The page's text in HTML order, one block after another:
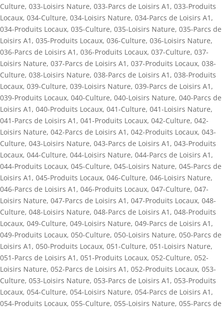
Culture, 033-Loisirs Nature, 033-Parcs de Loisirs A1 , 033-Produits
Locaux, 034-Culture, 034-Loisirs Nature, 034-Parcs de Loisirs A1 ,
034-Produits Locaux, 035-Culture, 035-Loisirs Nature, 035-Parcs de
Loisirs A1 , 035-Produits Locaux, 036-Culture, 036-Loisirs Nature,
036-Parcs de Loisirs A1 , 036-Produits Locaux, 037-Culture, 037-
Loisirs Nature, 037-Parcs de Loisirs A1 , 037-Produits Locaux, 038-
Culture, 038-Loisirs Nature, 038-Parcs de Loisirs A1 , 038-Produits
Locaux, 039-Culture, 039-Loisirs Nature, 039-Parcs de Loisirs A1 ,
039-Produits Locaux, 040-Culture, 040-Loisirs Nature, 040-Parcs de
Loisirs A1 , 040-Produits Locaux, 041-Culture, 041-Loisirs Nature,
041-Parcs de Loisirs A1 , 041-Produits Locaux, 042-Culture, 042-
Loisirs Nature, 042-Parcs de Loisirs A1 , 042-Produits Locaux, 043-
Culture, 043-Loisirs Nature, 043-Parcs de Loisirs A1 , 043-Produits
Locaux, 044-Culture, 044-Loisirs Nature, 044-Parcs de Loisirs A1 ,
044-Produits Locaux, 045-Culture, 045-Loisirs Nature, 045-Parcs de
Loisirs A1 , 045-Produits Locaux, 046-Culture, 046-Loisirs Nature,
046-Parcs de Loisirs A1 , 046-Produits Locaux, 047-Culture, 047-
Loisirs Nature, 047-Parcs de Loisirs A1 , 047-Produits Locaux, 048-
Culture, 048-Loisirs Nature, 048-Parcs de Loisirs A1 , 048-Produits
Locaux, 049-Culture, 049-Loisirs Nature, 049-Parcs de Loisirs A1 ,
049-Produits Locaux, 050-Culture, 050-Loisirs Nature, 050-Parcs de
Loisirs A1 , 050-Produits Locaux, 051-Culture, 051-Loisirs Nature,
051-Parcs de Loisirs A1 , 051-Produits Locaux, 052-Culture, 052-
Loisirs Nature, 052-Parcs de Loisirs A1 , 052-Produits Locaux, 053-
Culture, 053-Loisirs Nature, 053-Parcs de Loisirs A1 , 053-Produits
Locaux, 054-Culture, 054-Loisirs Nature, 054-Parcs de Loisirs A1 ,
054-Produits Locaux, 055-Culture, 055-Loisirs Nature, 055-Parcs de